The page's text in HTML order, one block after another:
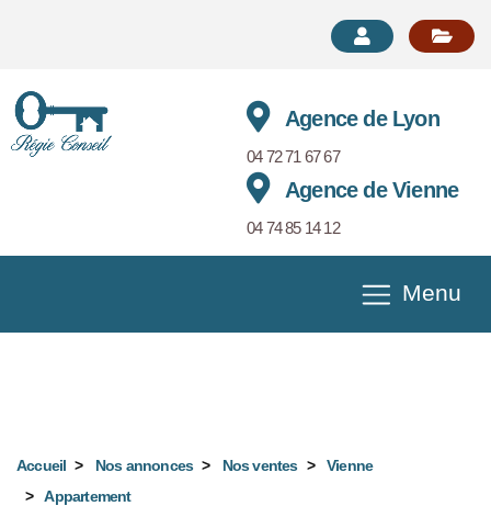
Agence de Lyon
04 72 71 67 67
Agence de Vienne
04 74 85 14 12
Menu
Accueil Nos annonces Nos ventes
Vienne
Appartement